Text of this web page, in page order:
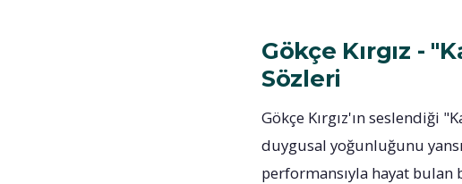
Gökçe Kırgız -
Sözleri
Gökçe Kırgız'ın seslendiği
duygusal yoğunluğunu
performansıyla hayat bulan